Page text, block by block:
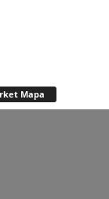
Mapa